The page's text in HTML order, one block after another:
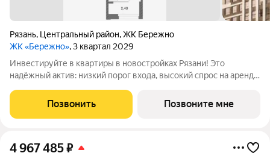
Рязань, Центральный район,ЖК Бережно
ЖК «Бережно», 3 квартал 2029
Инвестируйте в квартиры в новостройках Рязани! Это
надёжный актив: низкий порог входа, высокий спрос на аренду
Жилой квартал «Бережно» это проект класса Бизнес,
созданный с уважением к городу и
Позвонить Позвоните мне
4 967 485₽